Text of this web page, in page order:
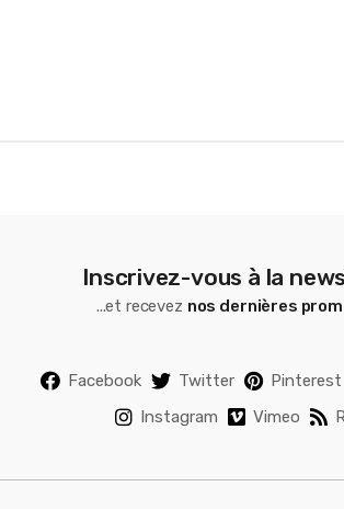
Inscrivez-vous à la
...et recevez nos dernières
Facebook Twitter Pinterest
Instagram
Vimeo